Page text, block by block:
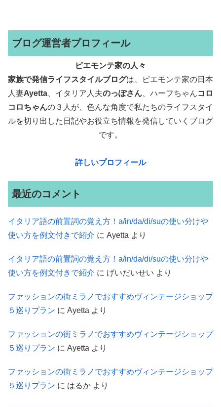
ブログ運営者プロフィール
ピエモンテ家の人々
家族で発信ライフスタイルブログは、ピエモンテ家の日本
人妻Ayetta 、イタリア人夫のっぽさん 、ハーフちゃんコロ
コロちゃんの３人が、色んな角度で私たちのライフスタイ
ルを切り出した日記やお役立ち情報を発信していくブログ
です。
詳しいプロフィール
最近のコメント
イタリア語の前置詞の覚え方！a/in/da/di/suの使い分けや
使い方を例文付きで紹介 に Ayetta より
イタリア語の前置詞の覚え方！a/in/da/di/suの使い分けや
使い方を例文付きで紹介 に げいだいせい より
ファッションの街ミラノでおすすめヴィンテージショップ
５巡りプラン に Ayetta より
ファッションの街ミラノでおすすめヴィンテージショップ
５巡りプラン に Ayetta より
ファッションの街ミラノでおすすめヴィンテージショップ
５巡りプラン に はるか より